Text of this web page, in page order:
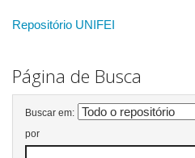
Repositório UNIFEI
Página de Busca
Buscar em:
por